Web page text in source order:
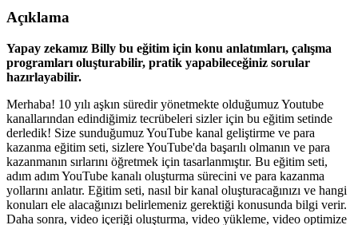
Açıklama
Yapay zekamız Billy bu eğitim için konu anlatımları, çalışma
programları oluşturabilir, pratik yapabileceğiniz sorular
hazırlayabilir.
Merhaba! 10 yılı aşkın süredir yönetmekte olduğumuz Youtube
kanallarından edindiğimiz tecrübeleri sizler için bu eğitim setinde
derledik! Size sunduğumuz YouTube kanal geliştirme ve para
kazanma eğitim seti, sizlere YouTube'da başarılı olmanın ve para
kazanmanın sırlarını öğretmek için tasarlanmıştır. Bu eğitim seti,
adım adım YouTube kanalı oluşturma sürecini ve para kazanma
yollarını anlatır. Eğitim seti, nasıl bir kanal oluşturacağınızı ve hangi
konuları ele alacağınızı belirlemeniz gerektiği konusunda bilgi verir.
Daha sonra, video içeriği oluşturma, video yükleme, video optimize